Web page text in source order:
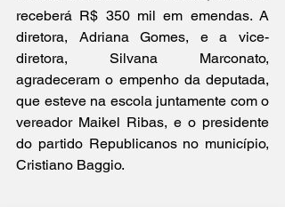
receberá R$ 350 mil em emendas. A
diretora, Adriana Gomes, e a vice-
diretora, Silvana Marconato,
agradeceram o empenho da deputada,
que esteve na escola juntamente com o
vereador Maikel Ribas, e o presidente
do partido Republicanos no município,
Cristiano Baggio.